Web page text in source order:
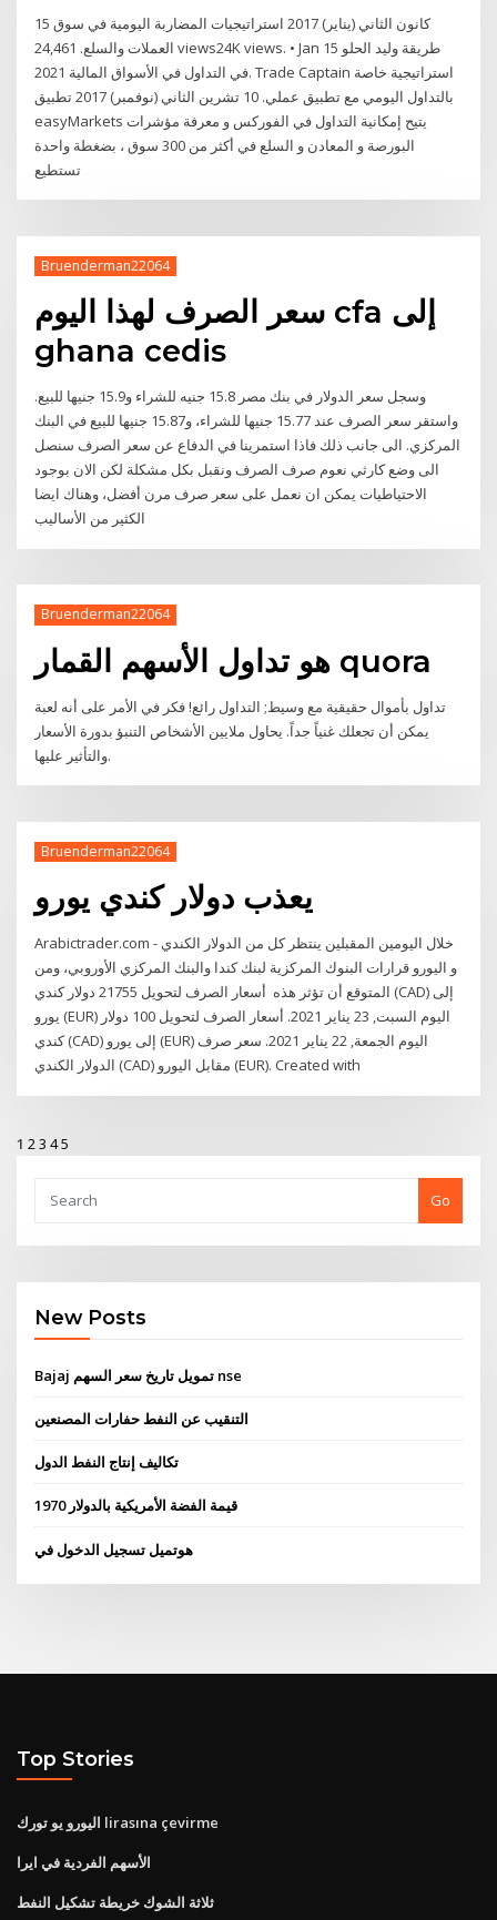
15 كانون الثاني (يناير) 2017 استراتيجيات المضاربة اليومية في سوق
العملات والسلع. 24,461 views24K views. • Jan 15 طريقة وليد الحلو
في التداول في الأسواق المالية 2021. Trade Captain استراتيجية خاصة
بالتداول اليومي مع تطبيق عملي. 10 تشرين الثاني (نوفمبر) 2017 تطبيق
easyMarkets يتيح إمكانية التداول في الفوركس و معرفة مؤشرات
البورصة و المعادن و السلع في أكثر من 300 سوق ، بضغطة واحدة
Bruenderman22064
سعر الصرف لهذا اليوم cfa إلى
ghana cedis
وسجل سعر الدولار في بنك مصر 15.8 جنيه للشراء و15.9 جنيها للبيع.
واستقر سعر الصرف عند 15.77 جنيها للشراء، و15.87 جنيها للبيع في البنك
المركزي. الى جانب ذلك فاذا استمرينا في الدفاع عن سعر الصرف سنصل
الى وضع كارثي نعوم صرف الصرف ونقبل بكل مشكلة لكن الان بوجود
الاحتياطيات يمكن ان نعمل على سعر صرف مرن أفضل، وهناك ايضا
الكثير من الأساليب
Bruenderman22064
هو تداول الأسهم القمار quora
تداول بأموال حقيقية مع وسيط; التداول رائع! فكر في الأمر على أنه لعبة
يمكن أن تجعلك غنياً جداً. يحاول ملايين الأشخاص التنبؤ بدورة الأسعار
والتأثير عليها.
Bruenderman22064
يعذب دولار كندي يورو
Arabictrader.com - خلال اليومين المقبلين ينتظر كل من الدولار الكندي
و اليورو قرارات البنوك المركزية لبنك كندا والبنك المركزي الأوروبي، ومن
المتوقع أن تؤثر هذه أسعار الصرف لتحويل 21755 دولار كندي (CAD) إلى
يورو (EUR) اليوم السبت, 23 يناير 2021. أسعار الصرف لتحويل 100 دولار
كندي (CAD) إلى يورو (EUR) اليوم الجمعة, 22 يناير 2021. سعر صرف
الدولار الكندي (CAD) مقابل اليورو (EUR). Created with
1 23 45
Go
New Posts
Bajaj تمويل تاريخ سعر السهم nse
التنقيب عن النفط حفارات المصنعين
تكاليف إنتاج النفط الدول
قيمة الفضة الأمريكية بالدولار 1970
هوتميل تسجيل الدخول في
Top Stories
اليورو يو تورك lirasına çevirme
الأسهم الفردية في ايرا
ثلاثة الشوك خريطة تشكيل النفط